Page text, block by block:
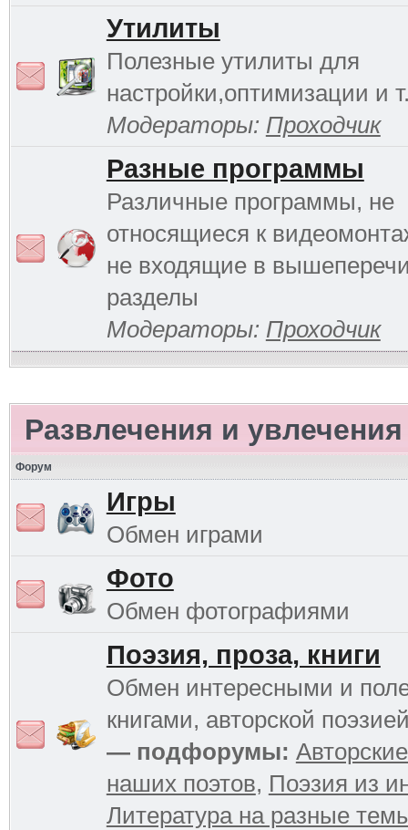
Утилиты
Полезные утилиты для
настройки,оптимизации и
Модераторы: Проходчик
Разные программы
Различные программы, не
относящиеся к
не входящие в
разделы
Модераторы: Проходчик
Развлечения и увлечения
Форум
Игры
Обмен играми
Фото
Обмен фотографиями
Поэзия, проза, книги
Обмен интересными и
книгами, авторской
— подфорумы:
наших поэтов, Поэзия из
Литература на разные